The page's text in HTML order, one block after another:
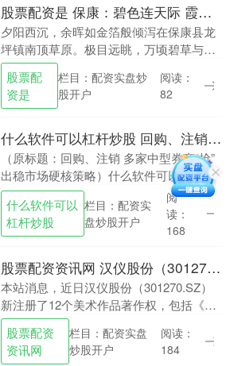
股票配资是 保康：碧色连天际 霞光映南顶
夕阳西沉，余晖如金箔般倾泻在保康县龙
坪镇南顶草原。极目远眺，万顷碧草与连
绵青山交相辉映，一条蜿蜒的旅游公路如
同丝带，沿着山脊线延伸向暮色深处。落
日霞光铺满天际，....
股票配
资是
栏目：配资实盘炒
股开户
阅读：
82
什么软件可以杠杆炒股 回购、注销 多家中型券商“抢”出稳市场硬核策略
（原标题：回购、注销 多家中型券商“抢”
出稳市场硬核策略）什么软件可以杠杆炒
股 7月19日至22日，华安证券、国联民
生、中泰证券、红塔证券和长江证券五家
券商集中....
什么软件可以
杠杆炒股
栏目：配资实
盘炒股开户
阅
读：
168
股票配资资讯网 汉仪股份（301270.SZ）新注册《水巷江南和你漫步》等12个美术作品的著作权
本站消息，近日汉仪股份（301270.SZ）
新注册了12个美术作品著作权，包括《水
巷江南和你漫步》、《唯独等待好似撒
野》、《你的眼眸注定温柔》、《橘子汽
水的清甜....
股票配资
资讯网
栏目：配资实盘
炒股开户
阅读：
184